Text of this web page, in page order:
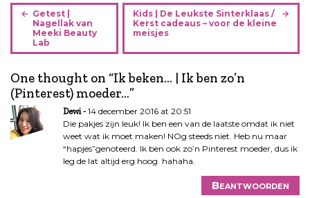
B
i
c
h
t
n
a
Getest |
Nagellak van
Meeki Beauty
Lab
Kids | De Leukste Sinterklaas /
Kerst cadeaus – voor de kleine
meisjes
One thought on “Ik beken… | Ik ben zo’n
(Pinterest) moeder…”
Dewi
14 december 2016 at 20:51
Die pakjes zijn leuk! Ik ben een van de laatste omdat ik niet
weet wat ik moet maken! NOg steeds niet. Heb nu maar
“hapjes”genoteerd. Ik ben ook zo’n Pinterest moeder, dus ik
leg de lat altijd erg hoog. hahaha.
Beantwoorden